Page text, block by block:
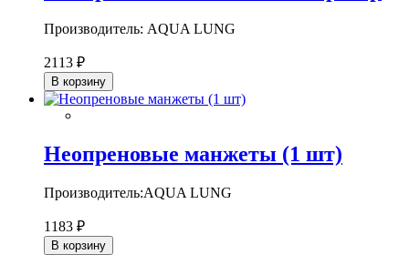
Производитель: AQUA LUNG
2113 ₽
В корзину
Неопреновые манжеты (1 шт)
Производитель:AQUA LUNG
1183 ₽
В корзину